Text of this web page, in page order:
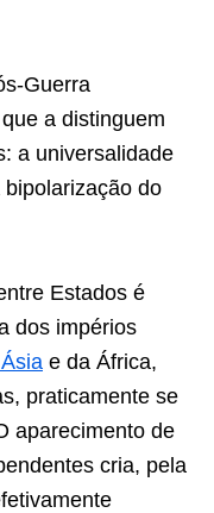
Guerra
a distinguem
a universalidade
do
Estados é
dos impérios
e da África,
praticamente se
aparecimento de
cria, pela